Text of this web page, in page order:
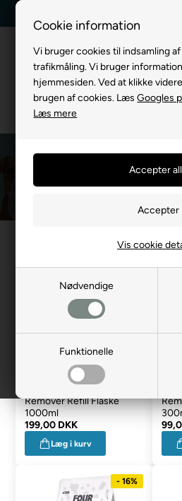
Cookie information
Vi bruger cookies til indsamling
trafikmåling. Vi bruger
hjemmesiden. Ved at klikke
brugen af cookies. LæsGoogles
Læs mere
Nødvendige
Funktionelle
Vis cookie
Four
Du er her:MÆRKEVARE/Four Friends
Remover Refill Flaske
1000ml
199,00 DKK
Læg i kurv
- 16%